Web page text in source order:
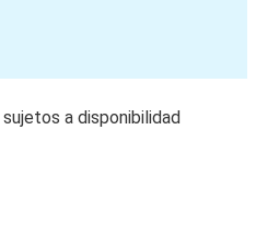
a disponibilidad